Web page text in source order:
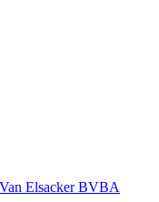
Van Elsacker BVBA